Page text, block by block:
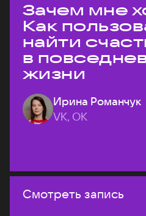
Зачем мне
Как
найти
в
жизни
Ирина Романчук
VK, ОК
Смотреть запись